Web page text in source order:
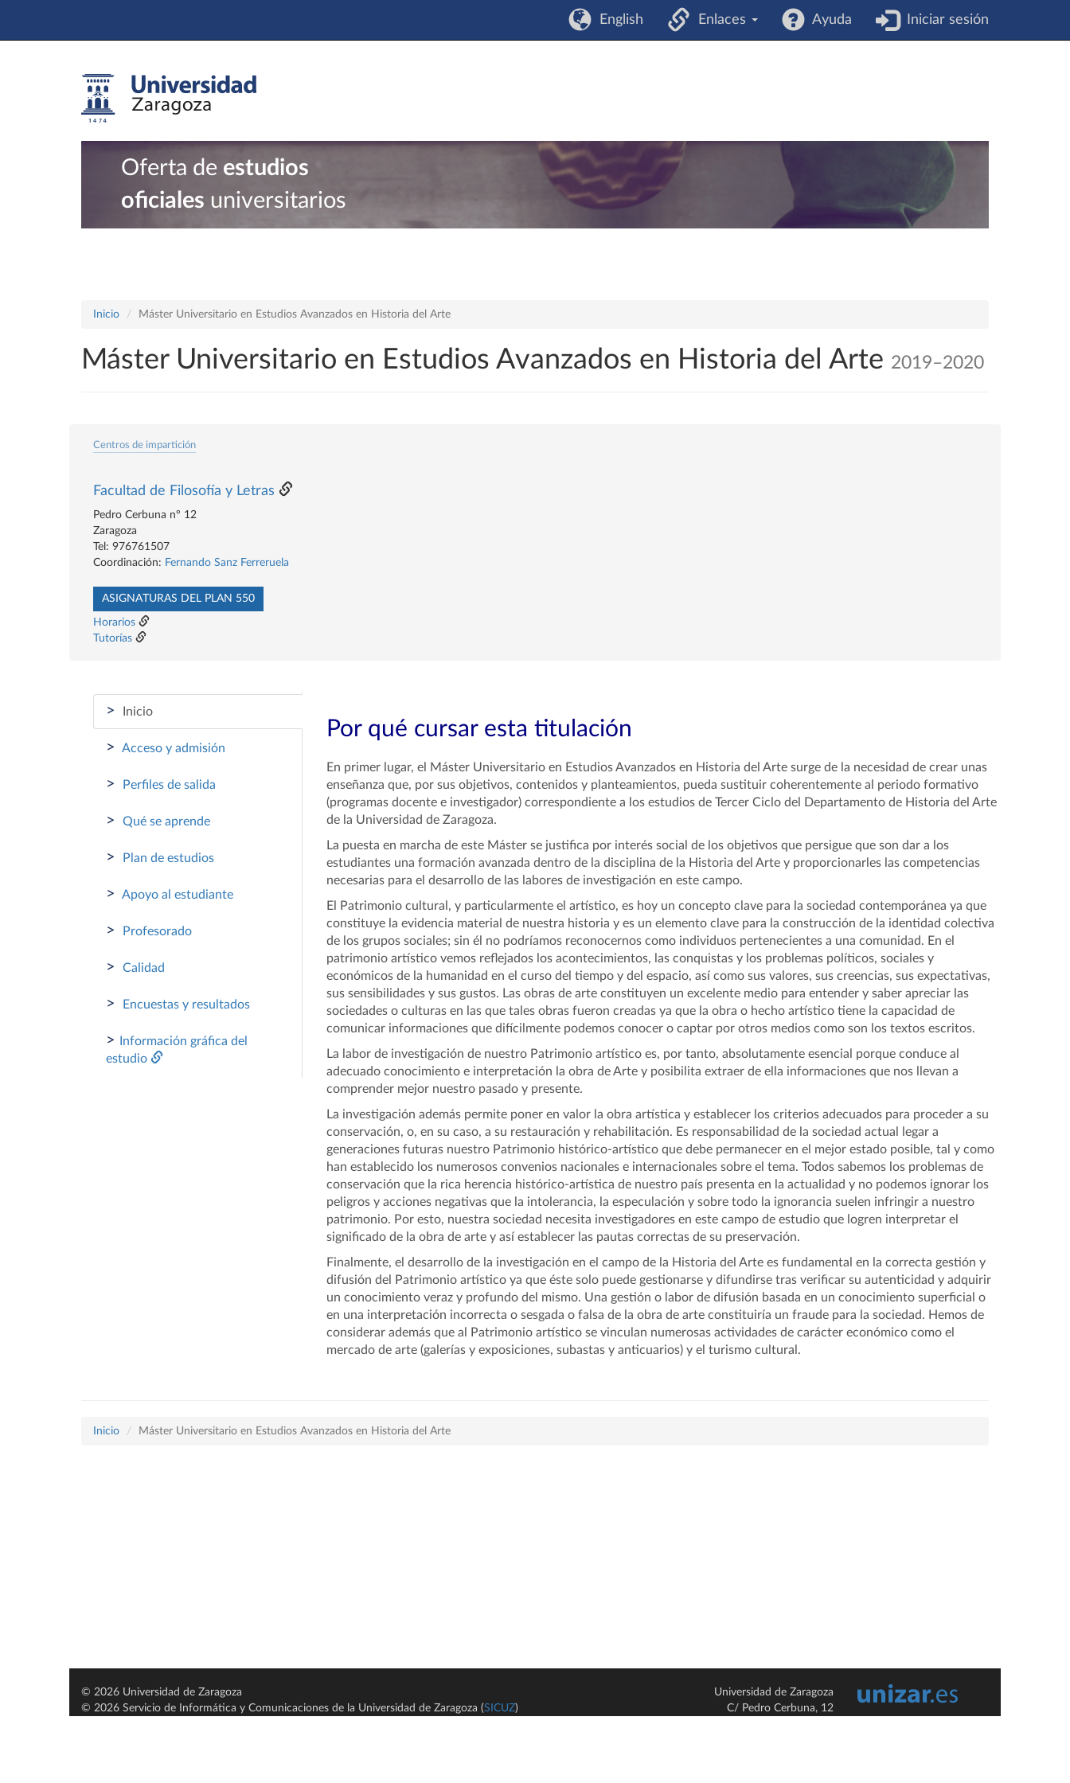
English Enlaces Ayuda Iniciar sesión
Oferta de estudios
oficiales universitarios
Inicio Máster Universitario en Estudios Avanzados en Historia del Arte
Máster Universitario en Estudios Avanzados en Historia del Arte 2019–2020
Centros de impartición
Facultad de Filosofía y Letras
Pedro Cerbuna nº 12
Zaragoza
Tel: 976761507
Coordinación: Fernando Sanz Ferreruela
ASIGNATURAS DEL PLAN 550
Horarios
Tutorías
> Inicio
> Acceso y admisión
> Perfiles de salida
> Qué se aprende
> Plan de estudios
> Apoyo al estudiante
> Profesorado
> Calidad
> Encuestas y resultados
>
Información gráfica del
estudio
Por qué cursar esta titulación
En primer lugar, el Máster Universitario en Estudios Avanzados en Historia del Arte surge de la necesidad de crear unas
enseñanza que, por sus objetivos, contenidos y planteamientos, pueda sustituir coherentemente al periodo formativo
(programas docente e investigador) correspondiente a los estudios de Tercer Ciclo del Departamento de Historia del Arte
de la Universidad de Zaragoza.
La puesta en marcha de este Máster se justifica por interés social de los objetivos que persigue que son dar a los
estudiantes una formación avanzada dentro de la disciplina de la Historia del Arte y proporcionarles las competencias
necesarias para el desarrollo de las labores de investigación en este campo.
El Patrimonio cultural, y particularmente el artístico, es hoy un concepto clave para la sociedad contemporánea ya que
constituye la evidencia material de nuestra historia y es un elemento clave para la construcción de la identidad colectiva
de los grupos sociales; sin él no podríamos reconocernos como individuos pertenecientes a una comunidad. En el
patrimonio artístico vemos reflejados los acontecimientos, las conquistas y los problemas políticos, sociales y
económicos de la humanidad en el curso del tiempo y del espacio, así como sus valores, sus creencias, sus expectativas,
sus sensibilidades y sus gustos. Las obras de arte constituyen un excelente medio para entender y saber apreciar las
sociedades o culturas en las que tales obras fueron creadas ya que la obra o hecho artístico tiene la capacidad de
comunicar informaciones que difícilmente podemos conocer o captar por otros medios como son los textos escritos.
La labor de investigación de nuestro Patrimonio artístico es, por tanto, absolutamente esencial porque conduce al
adecuado conocimiento e interpretación la obra de Arte y posibilita extraer de ella informaciones que nos llevan a
comprender mejor nuestro pasado y presente.
La investigación además permite poner en valor la obra artística y establecer los criterios adecuados para proceder a su
conservación, o, en su caso, a su restauración y rehabilitación. Es responsabilidad de la sociedad actual legar a
generaciones futuras nuestro Patrimonio histórico-artístico que debe permanecer en el mejor estado posible, tal y como
han establecido los numerosos convenios nacionales e internacionales sobre el tema. Todos sabemos los problemas de
conservación que la rica herencia histórico-artística de nuestro país presenta en la actualidad y no podemos ignorar los
peligros y acciones negativas que la intolerancia, la especulación y sobre todo la ignorancia suelen infringir a nuestro
patrimonio. Por esto, nuestra sociedad necesita investigadores en este campo de estudio que logren interpretar el
significado de la obra de arte y así establecer las pautas correctas de su preservación.
Finalmente, el desarrollo de la investigación en el campo de la Historia del Arte es fundamental en la correcta gestión y
difusión del Patrimonio artístico ya que éste solo puede gestionarse y difundirse tras verificar su autenticidad y adquirir
un conocimiento veraz y profundo del mismo. Una gestión o labor de difusión basada en un conocimiento superficial o
en una interpretación incorrecta o sesgada o falsa de la obra de arte constituiría un fraude para la sociedad. Hemos de
considerar además que al Patrimonio artístico se vinculan numerosas actividades de carácter económico como el
mercado de arte (galerías y exposiciones, subastas y anticuarios) y el turismo cultural.
Inicio Máster Universitario en Estudios Avanzados en Historia del Arte
© 2026 Universidad de Zaragoza
© 2026 Servicio de Informática y Comunicaciones de la Universidad de Zaragoza (SICUZ)
Universidad de Zaragoza
C/ Pedro Cerbuna, 12